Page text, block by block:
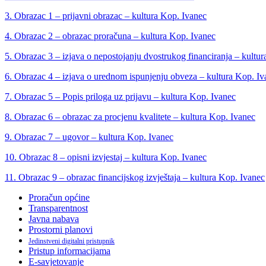
3. Obrazac 1 – prijavni obrazac – kultura Kop. Ivanec
4. Obrazac 2 – obrazac proračuna – kultura Kop. Ivanec
5. Obrazac 3 – izjava o nepostojanju dvostrukog financiranja –
6. Obrazac 4 – izjava o urednom ispunjenju obveza – kultura Kop.
7. Obrazac 5 – Popis priloga uz prijavu – kultura Kop. Ivanec
8. Obrazac 6 – obrazac za procjenu kvalitete – kultura Kop. Ivanec
9. Obrazac 7 – ugovor – kultura Kop. Ivanec
10. Obrazac 8 – opisni izvjestaj – kultura Kop. Ivanec
11. Obrazac 9 – obrazac financijskog izvještaja – kultura Kop. Ivanec
Proračun općine
Transparentnost
Javna nabava
Prostorni planovi
Jedinstveni digitalni pristupnik
Pristup informacijama
E-savjetovanje